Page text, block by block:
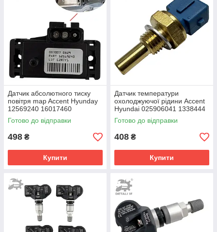
Датчик абсолютного тиску
повітря map Accent Hyunday
12569240 16017460
16137039
Готово до відправки
498 ₴
Купити
Датчик температури
охолоджуючої рідини Accent
Hyundai 025906041 1338444
90080939 90410792
Готово до відправки
408 ₴
Купити